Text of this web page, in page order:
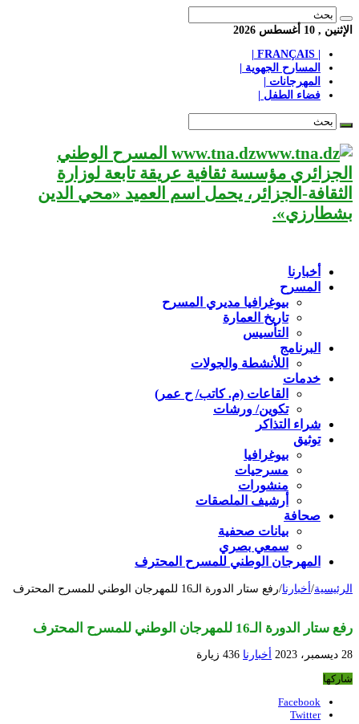
الإثنين , 10 أغسطس 2026
المسارح الجهوية |
المهرجانات |
فضاء الطفل |
www.tna.dz المسرح الوطني
الجزائري مؤسسة ثقافية عريقة تابعة لوزارة
الثقافة-الجزائر، يحمل اسم العميد «محي الدين
بشطارزي».
أخبارنا
المسرح
بيوغرافيا مديري المسرح
تاريخ العمارة
التأسيس
البرنامج
اللأنشطة والجولات
خدمات
القاعات (م. كاتب/ ح عمر)
تكوين/ ورشات
شراء التذاكر
توثيق
بيوغرافيا
مسرحيات
منشورات
أرشيف الملصقات
صحافة
بيانات صحفية
سمعي بصري
المهرجان الوطني للمسرح المحترف
الرئيسية/ أخبارنا/رفع ستار الدورة الـ16 للمهرجان الوطني للمسرح المحترف
رفع ستار الدورة الـ16 للمهرجان الوطني للمسرح المحترف
28 ديسمبر، 2023 أخبارنا 436 زيارة
شاركها
Facebook
Twitter